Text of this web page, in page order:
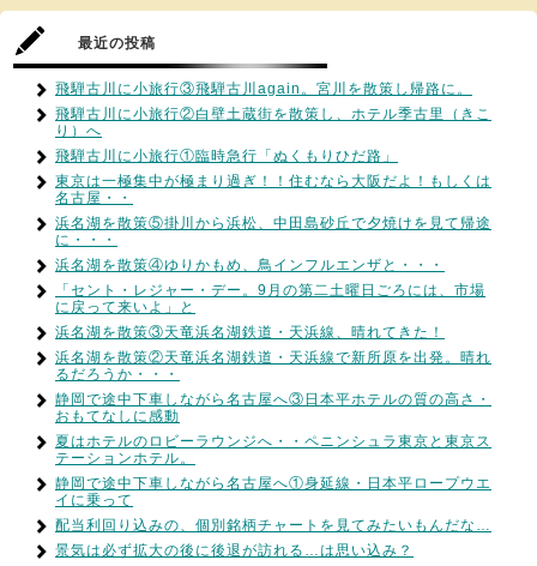
最近の投稿
飛騨古川に小旅行③飛騨古川again。宮川を散策し帰路に。
飛騨古川に小旅行②白壁土蔵街を散策し、ホテル季古里（きこ
り）へ
飛騨古川に小旅行①臨時急行「ぬくもりひだ路」
東京は一極集中が極まり過ぎ！！住むなら大阪だよ！もしくは
名古屋・・
浜名湖を散策⑤掛川から浜松、中田島砂丘で夕焼けを見て帰途
に・・・
浜名湖を散策④ゆりかもめ、鳥インフルエンザと・・・
「セント・レジャー・デー。9月の第二土曜日ごろには、市場
に戻って来いよ」と
浜名湖を散策③天竜浜名湖鉄道・天浜線、晴れてきた！
浜名湖を散策②天竜浜名湖鉄道・天浜線で新所原を出発。晴れ
るだろうか・・・
静岡で途中下車しながら名古屋へ③日本平ホテルの質の高さ・
おもてなしに感動
夏はホテルのロビーラウンジへ・・ペニンシュラ東京と東京ス
テーションホテル。
静岡で途中下車しながら名古屋へ①身延線・日本平ロープウエ
イに乗って
配当利回り込みの、個別銘柄チャートを見てみたいもんだな…
景気は必ず拡大の後に後退が訪れる…は思い込み？